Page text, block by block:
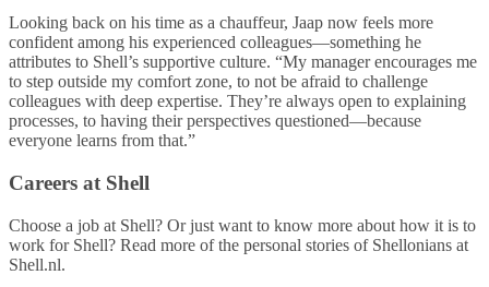
Looking back on his time as a chauffeur, Jaap now feels more
confident among his experienced colleagues—something he
attributes to Shell’s supportive culture. “My manager encourages me
to step outside my comfort zone, to not be afraid to challenge
colleagues with deep expertise. They’re always open to explaining
processes, to having their perspectives questioned—because
everyone learns from that.”
Careers at Shell
Choose a job at Shell? Or just want to know more about how it is to
work for Shell? Read more of the personal stories of Shellonians at
Shell.nl.